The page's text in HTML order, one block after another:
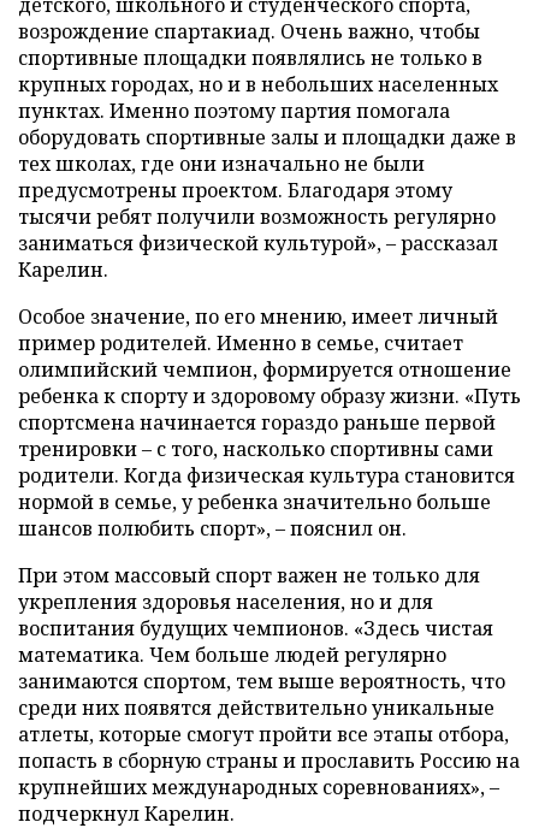
возрождение спартакиад. Очень важно, чтобы
спортивные площадки появлялись не только в
крупных городах, но и в небольших населенных
пунктах. Именно поэтому партия помогала
оборудовать спортивные залы и площадки даже в
тех школах, где они изначально не были
предусмотрены проектом. Благодаря этому
тысячи ребят получили возможность регулярно
заниматься физической культурой», – рассказал
Карелин.
Особое значение, по его мнению, имеет личный
пример родителей. Именно в семье, считает
олимпийский чемпион, формируется отношение
ребенка к спорту и здоровому образу жизни. «Путь
спортсмена начинается гораздо раньше первой
тренировки – с того, насколько спортивны сами
родители. Когда физическая культура становится
нормой в семье, у ребенка значительно больше
шансов полюбить спорт», – пояснил он.
При этом массовый спорт важен не только для
укрепления здоровья населения, но и для
воспитания будущих чемпионов. «Здесь чистая
математика. Чем больше людей регулярно
занимаются спортом, тем выше вероятность, что
среди них появятся действительно уникальные
атлеты, которые смогут пройти все этапы отбора,
попасть в сборную страны и прославить Россию на
крупнейших международных соревнованиях», –
подчеркнул Карелин.